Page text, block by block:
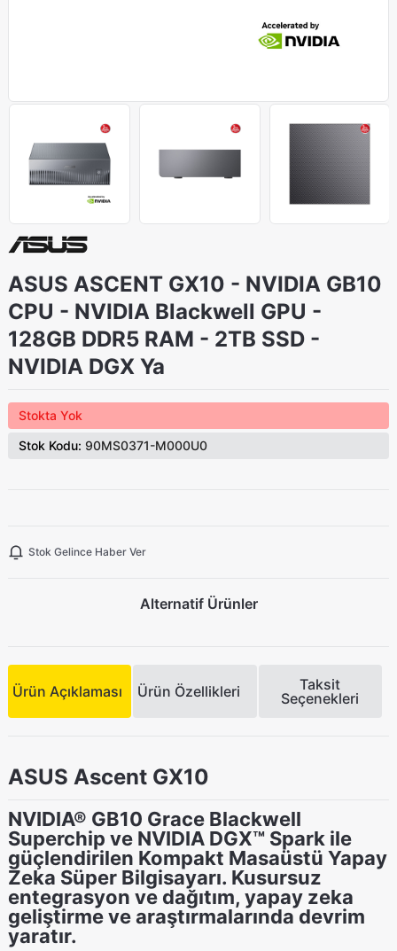
ASUS ASCENT GX10 - NVIDIA GB10
CPU - NVIDIA Blackwell GPU -
128GB DDR5 RAM - 2TB SSD -
NVIDIA DGX Ya
Stokta Yok
Stok Kodu: 90MS0371-M000U0
Stok Gelince Haber Ver
Alternatif Ürünler
Ürün Açıklaması Ürün Özellikleri
Taksit
Seçenekleri
ASUS Ascent GX10
NVIDIA® GB10 Grace Blackwell
Superchip ve NVIDIA DGX™ Spark ile
güçlendirilen Kompakt Masaüstü Yapay
Zeka Süper Bilgisayarı. Kusursuz
entegrasyon ve dağıtım, yapay zeka
geliştirme ve araştırmalarında devrim
yaratır.